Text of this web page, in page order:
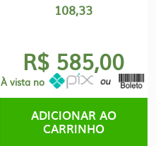
108,33
R$ 585,00
À vista no
ADICIONAR AO
CARRINHO